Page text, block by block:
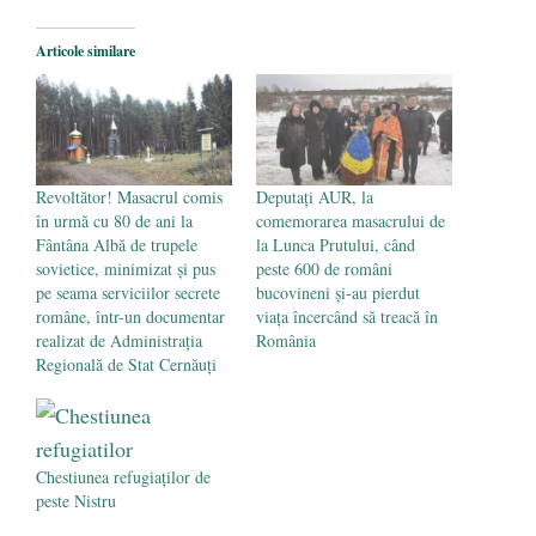
Legea Vexler produce efecte. Bustul
poetului Octavian Goga, înlăturat din Iași
- 16 aprilie 2026
Articole similare
Revoltător! Masacrul comis
în urmă cu 80 de ani la
Fântâna Albă de trupele
sovietice, minimizat și pus
pe seama serviciilor secrete
române, într-un documentar
realizat de Administrația
Regională de Stat Cernăuți
Deputați AUR, la
comemorarea masacrului de
la Lunca Prutului, când
peste 600 de români
bucovineni și-au pierdut
viața încercând să treacă în
România
Chestiunea refugiaților de
peste Nistru